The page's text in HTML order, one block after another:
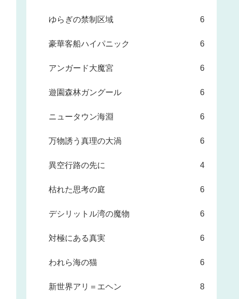
ゆらぎの禁制区域 6
豪華客船ハイパニック 6
アンガード大魔宮 6
遊園森林ガングール 6
ニュータウン海淵 6
万物誘う真理の大渦 6
異空行路の先に 4
枯れた思考の庭 6
デシリットル湾の魔物 6
対極にある真実 6
われら海の猫 6
新世界アリ＝エヘン 8